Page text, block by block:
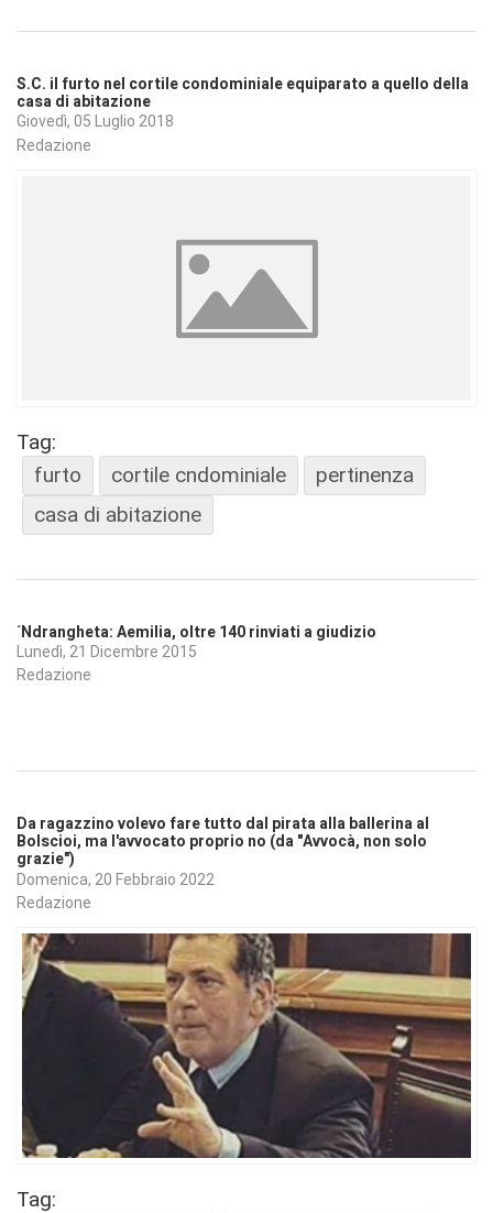
S.C. il furto nel cortile condominiale equiparato a quello della
casa di abitazione
Giovedì, 05 Luglio 2018
Redazione
Tag:
furto
cortile cndominiale
pertinenza
casa di abitazione
´Ndrangheta: Aemilia, oltre 140 rinviati a giudizio
Lunedì, 21 Dicembre 2015
Redazione
Da ragazzino volevo fare tutto dal pirata alla ballerina al
Bolscioi, ma l'avvocato proprio no (da "Avvocà, non solo
grazie")
Domenica, 20 Febbraio 2022
Redazione
Tag: